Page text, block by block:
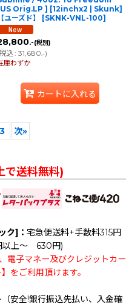
Orig.LP ] [12inchx2 | Skunk]
【ユーズド】
[SKNK-VNL-100]
.-(税別)
税込: 31,680.-)
庫わずか
カートに入れる
3 次»
送料無料)
ク]： 宅急便送料+手数料315円
以上～ 630円)
電子マネー及びクレジットカー
をご利用頂けます。
（安全!銀行振込先払い、入金確